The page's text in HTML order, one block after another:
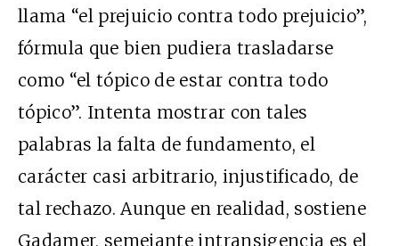
llama “el prejuicio contra todo prejuicio”,
fórmula que bien pudiera trasladarse
como “el tópico de estar contra todo
tópico”. Intenta mostrar con tales
palabras la falta de fundamento, el
carácter casi arbitrario, injustificado, de
tal rechazo. Aunque en realidad, sostiene
Gadamer, semejante intransigencia es el